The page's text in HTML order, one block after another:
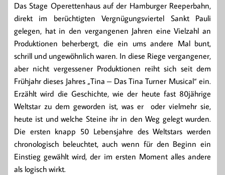
Das Stage Operettenhaus auf der Hamburger Reeperbahn,
direkt im berüchtigten Vergnügungsviertel Sankt Pauli
gelegen, hat in den vergangenen Jahren eine Vielzahl an
Produktionen beherbergt, die ein ums andere Mal bunt,
schrill und ungewöhnlich waren. In diese Riege vergangener,
aber nicht vergessener Produktionen reiht sich seit dem
Frühjahr dieses Jahres „Tina – Das Tina Turner Musical“ ein.
Erzählt wird die Geschichte, wie der heute fast 80jährige
Weltstar zu dem geworden ist, was er oder vielmehr sie,
heute ist und welche Steine ihr in den Weg gelegt wurden.
Die ersten knapp 50 Lebensjahre des Weltstars werden
chronologisch beleuchtet, auch wenn für den Beginn ein
Einstieg gewählt wird, der im ersten Moment alles andere
als logisch wirkt.